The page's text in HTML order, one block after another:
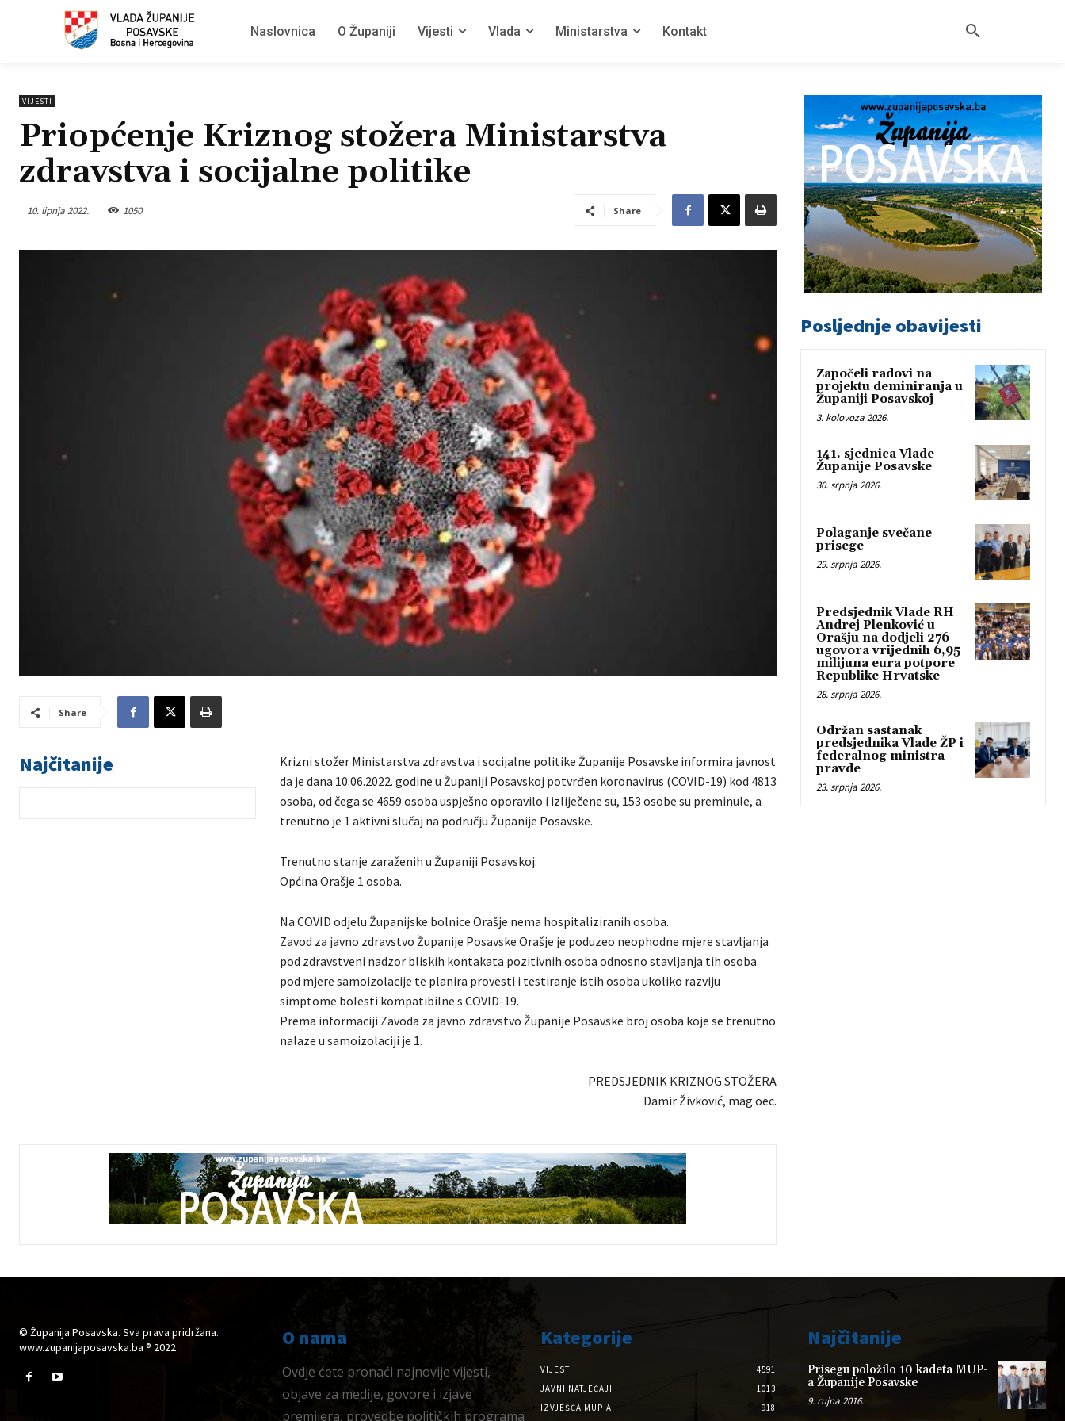
Naslovnica O Županiji Vijesti Vlada Ministarstva Kontakt
VIJESTI
Priopćenje Kriznog stožera Ministarstva
zdravstva i socijalne politike
10. lipnja 2022. 1050 Share
Share
Najčitanije
Krizni stožer Ministarstva zdravstva i socijalne politike Županije Posavske informira javnost
da je dana 10.06.2022. godine u Županiji Posavskoj potvrđen koronavirus (COVID-19) kod 4813
osoba, od čega se 4659 osoba uspješno oporavilo i izliječene su, 153 osobe su preminule, a
trenutno je 1 aktivni slučaj na području Županije Posavske.
Trenutno stanje zaraženih u Županiji Posavskoj:
Općina Orašje 1 osoba.
Na COVID odjelu Županijske bolnice Orašje nema hospitaliziranih osoba.
Zavod za javno zdravstvo Županije Posavske Orašje je poduzeo neophodne mjere stavljanja
pod zdravstveni nadzor bliskih kontakata pozitivnih osoba odnosno stavljanja tih osoba
pod mjere samoizolacije te planira provesti i testiranje istih osoba ukoliko razviju
simptome bolesti kompatibilne s COVID-19.
Prema informaciji Zavoda za javno zdravstvo Županije Posavske broj osoba koje se trenutno
nalaze u samoizolaciji je 1.
PREDSJEDNIK KRIZNOG STOŽERA
Damir Živković, mag.oec.
Posljednje obavijesti
Započeli radovi na
projektu deminiranja u
Županiji Posavskoj
3. kolovoza 2026.
141. sjednica Vlade
Županije Posavske
30. srpnja 2026.
Polaganje svečane
prisege
29. srpnja 2026.
Predsjednik Vlade RH
Andrej Plenković u
Orašju na dodjeli 276
ugovora vrijednih 6,95
milijuna eura potpore
Republike Hrvatske
28. srpnja 2026.
Održan sastanak
predsjednika Vlade ŽP i
federalnog ministra
pravde
23. srpnja 2026.
© Županija Posavska. Sva prava pridržana.
www.zupanijaposavska.ba ® 2022
O nama
Ovdje ćete pronaći najnovije vijesti,
objave za medije, govore i izjave
premijera, provedbe političkih programa
Kategorije
VIJESTI
4591
JAVNI NATJEČAJI
1013
IZVJEŠĆA MUP-A
918
Najčitanije
Prisegu položilo 10 kadeta MUP-
a Županije Posavske
9. rujna 2016.